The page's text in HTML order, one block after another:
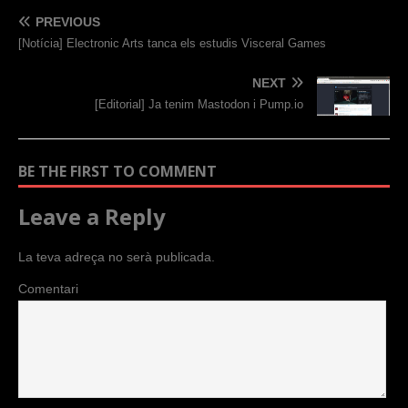
PREVIOUS
[Notícia] Electronic Arts tanca els estudis Visceral Games
NEXT
[Editorial] Ja tenim Mastodon i Pump.io
BE THE FIRST TO COMMENT
Leave a Reply
La teva adreça no serà publicada.
Comentari